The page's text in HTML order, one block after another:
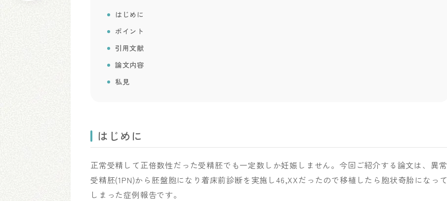
はじめに
ポイント
引用文献
論文内容
私見
はじめに
正常受精して正倍数性だった受精胚でも一定数しか妊娠しません。今回ご紹介する論文は、異常
受精胚(1PN)から胚盤胞になり着床前診断を実施し46,XXだったので移植したら胞状奇胎になって
しまった症例報告です。